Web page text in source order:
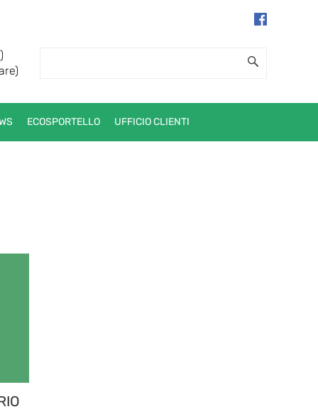
ECOSPORTELLO UFFICIO CLIENTI